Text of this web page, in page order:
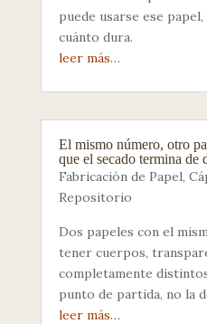
puede usarse ese
cuánto dura.
leer más…
El mismo número, otro
que el secado termina de
Fabricación de Papel,
Repositorio
Dos papeles con el
tener cuerpos,
completamente
punto de partida, no la
leer más…